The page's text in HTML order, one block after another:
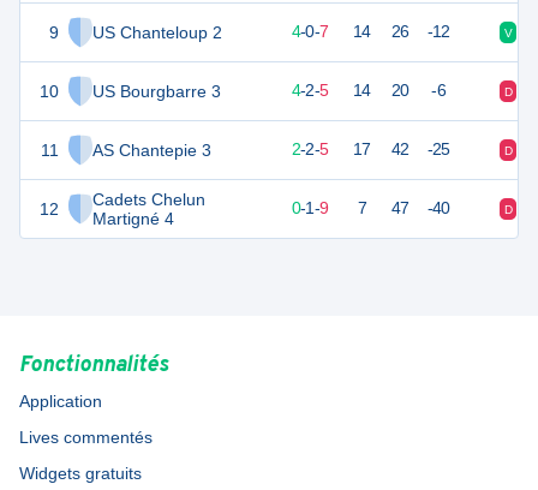
9 US Chanteloup 2
10 US Bourgbarre 3
11 AS Chantepie 3
12
Cadets Chelun
Martigné 4
11 4-0-7 14 26 -12 V
14 4-2-5 14 20 -6 D
2-2-5 17 42 -25 D
0-1-9 7 47 -40 D
Fonctionnalités
Application
Lives commentés
Widgets gratuits